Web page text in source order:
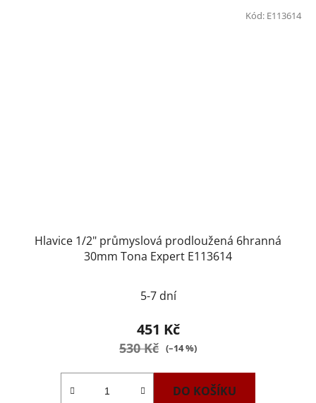
Hlavice 1/2" průmyslová prodloužená 6hranná
30mm Tona Expert E113614
5-7 dní
451 Kč
530 Kč (–14 %)
DO KOŠÍKU
Kód: E113614